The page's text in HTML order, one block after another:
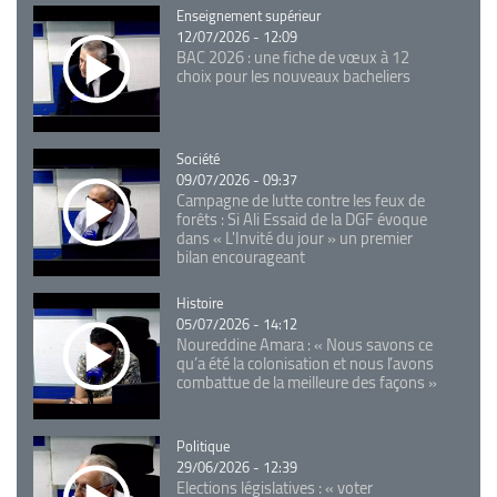
Catégorie
Enseignement supérieur
12/07/2026 - 12:09
BAC 2026 : une fiche de vœux à 12
choix pour les nouveaux bacheliers
Catégorie
Société
09/07/2026 - 09:37
Campagne de lutte contre les feux de
forêts : Si Ali Essaid de la DGF évoque
dans « L'Invité du jour » un premier
bilan encourageant
Catégorie
Histoire
05/07/2026 - 14:12
Noureddine Amara : « Nous savons ce
qu’a été la colonisation et nous l’avons
combattue de la meilleure des façons »
Catégorie
Politique
29/06/2026 - 12:39
Elections législatives : « voter